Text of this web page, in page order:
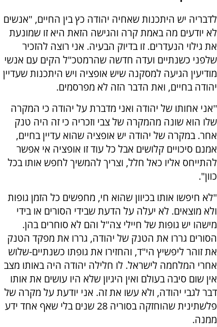
לדבריה יש היתכנות שאחיה יהודה כץ בין החיים, "אנשים
לא יודעים מה באמת קרה והגישה הזאת היא זו שמונעת
את גילוי הנעדרים. זו בדיוק הבעיה. אני רוצה להזכיר
שלפני כשנתיים ועדה חדשה שהרמטכ"ל הקים עם אנשי
מודיעין הגיעה למסקנה שיש אופציה ויש היתכנות שעדיין
יהודה בחיים, ואת הדבר הזה לא מפרסמים.
''אני אחותו של יהודה ואני מדברת על יהודה כי המקרה
שלו הוא שונה מהמקרה של צבי וזכריה כי זה היה טנק
אחר. במקרה של יהודה יש אופציה שהוא עדיין בחיים,
אמנם סיכויים קלושים אבל כל עוד זו אופציה אי אפשר
להתייחס אליו כאל חלל, וצריך להמשיך לחפש אותו בכל
כוון".
"לא חיפשו אותו בכיוון שהוא חי, מחפשים כל הזמן גופות
ולא מוצאים. לא יעלה על הדעת שבידי הסורים או בידי
מישהו יש גופות של חיילי צה"ל והם לא סוחרים בהן.
הסורים גררו את הטנק של יהודה, גררו את מפקד הטנק
את זוהר ליפשיץ הי"ד, והחזירו את גופתו כשנתיים-שלוש
אחרי המלחמה לישראל. לו חלילה יהודה היה באותו מצב
אין שום סיבה בעולם ואין היגיון שלא היו עושים את אותו
דבר לגבי יהודה, ולא עשו את זה. אני יודעת על מקרה של
פלשתינית שהוחזקה בסוריה 28 שנים בלי שאף אחד ידע
ממנה.